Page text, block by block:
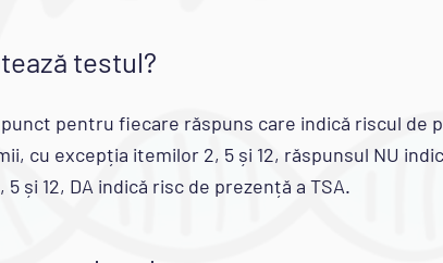
testul?
punct pentru fiecare răspuns care indică riscul de
cu excepția itemilor 2, 5 și 12, răspunsul NU
și 12, DA indică risc de prezență a TSA.